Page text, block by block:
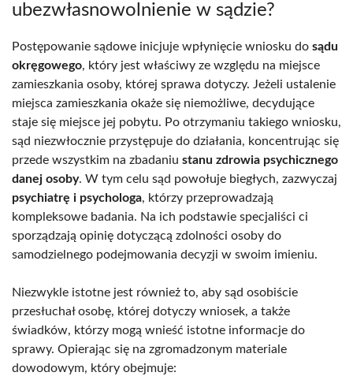
ubezwłasnowolnienie w sądzie?
Postępowanie sądowe inicjuje wpłynięcie wniosku do sądu
okręgowego, który jest właściwy ze względu na miejsce
zamieszkania osoby, której sprawa dotyczy. Jeżeli ustalenie
miejsca zamieszkania okaże się niemożliwe, decydujące
staje się miejsce jej pobytu. Po otrzymaniu takiego wniosku,
sąd niezwłocznie przystępuje do działania, koncentrując się
przede wszystkim na zbadaniu stanu zdrowia psychicznego
danej osoby. W tym celu sąd powołuje biegłych, zazwyczaj
psychiatrę i psychologa, którzy przeprowadzają
kompleksowe badania. Na ich podstawie specjaliści ci
sporządzają opinię dotyczącą zdolności osoby do
samodzielnego podejmowania decyzji w swoim imieniu.
Niezwykle istotne jest również to, aby sąd osobiście
przesłuchał osobę, której dotyczy wniosek, a także
świadków, którzy mogą wnieść istotne informacje do
sprawy. Opierając się na zgromadzonym materiale
dowodowym, który obejmuje: